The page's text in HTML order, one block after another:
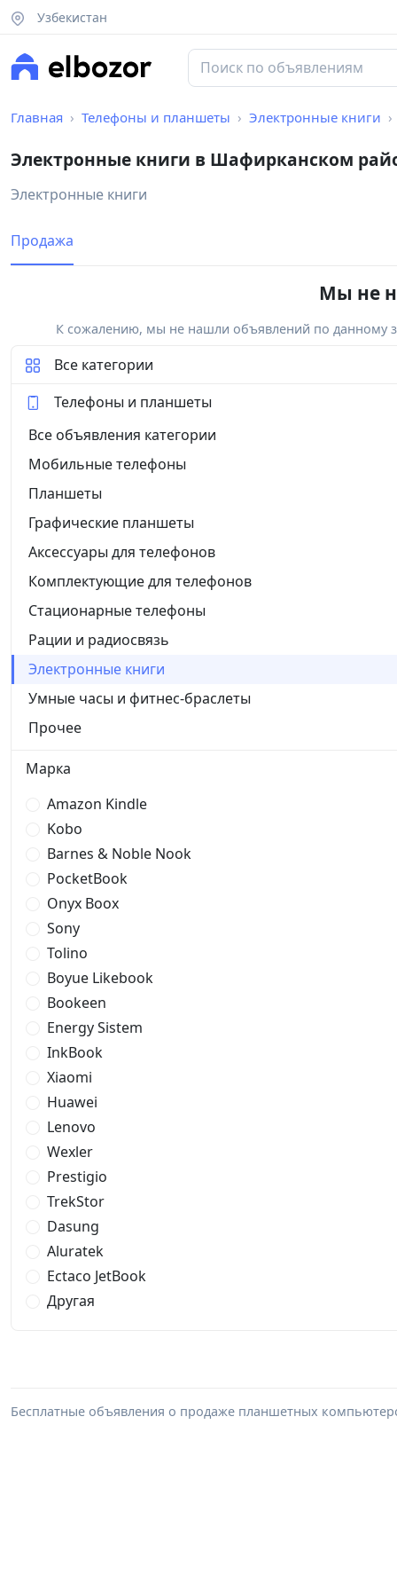
Узбекистан
Главная Телефоны и планшеты Электронные книги
Электронные книги в Шафирканском
Электронные книги
Продажа
Мы не
К сожалению, мы не нашли объявлений по данному
Все категории
Телефоны и планшеты
Все объявления категории
Мобильные телефоны
Планшеты
Графические планшеты
Аксессуары для телефонов
Комплектующие для телефонов
Стационарные телефоны
Рации и радиосвязь
Электронные книги
Умные часы и фитнес-браслеты
Прочее
Марка
Amazon Kindle
Kobo
Barnes & Noble Nook
PocketBook
Onyx Boox
Sony
Tolino
Boyue Likebook
Bookeen
Energy Sistem
InkBook
Xiaomi
Huawei
Lenovo
Wexler
Prestigio
TrekStor
Dasung
Aluratek
Ectaco JetBook
Другая
Бесплатные объявления о продаже планшетных